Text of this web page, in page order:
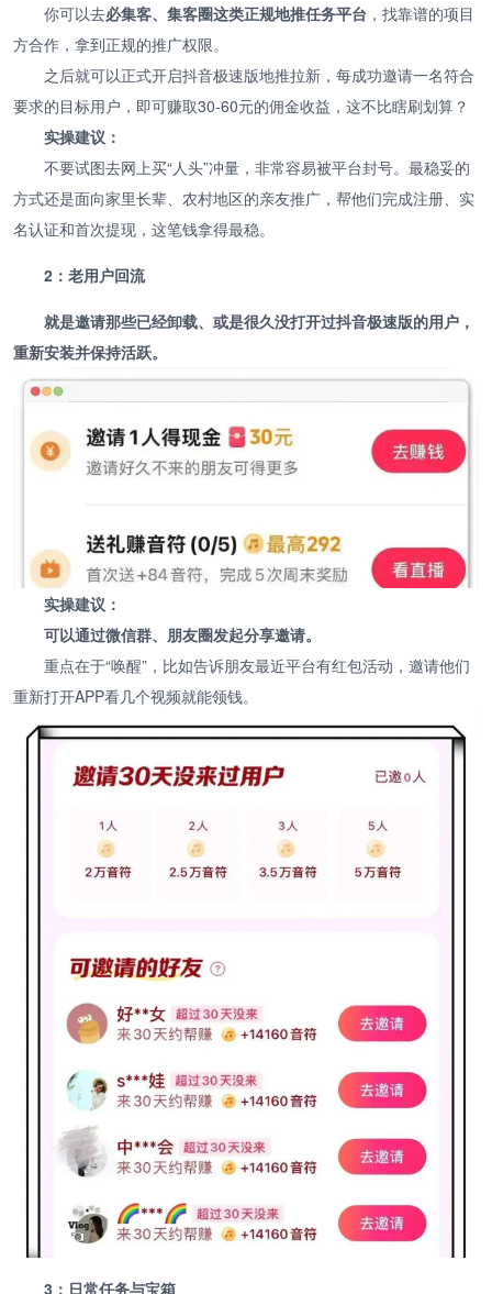
你可以去必集客、集客圈这类正规地推任务平台 ，找靠谱的项目
方合作，拿到正规的推广权限。
之后就可以正式开启抖音极速版地推拉新，每成功邀请一名符合
要求的目标用户，即可赚取30-60元的佣金收益，这不比瞎刷划算？
实操建议：
不要试图去网上买“人头”冲量，非常容易被平台封号。最稳妥的
方式还是面向家里长辈、农村地区的亲友推广，帮他们完成注册、实
名认证和首次提现，这笔钱拿得最稳。
2：老用户回流
就是邀请那些已经卸载、或是很久没打开过抖音极速版的用户，
重新安装并保持活跃。
实操建议：
可以通过微信群、朋友圈发起分享邀请。
重点在于“唤醒”，比如告诉朋友最近平台有红包活动，邀请他们
重新打开APP看几个视频就能领钱。
3：日常任务与宝箱